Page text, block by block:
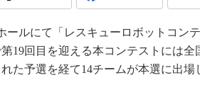
産業オープンネット展
3Dプリンタ
デジタルツインとCAE
S＆OP
ルにて「レスキューロボットコン
19回目を迎える本コンテストには全
た予選を経て14チームが本選に出場